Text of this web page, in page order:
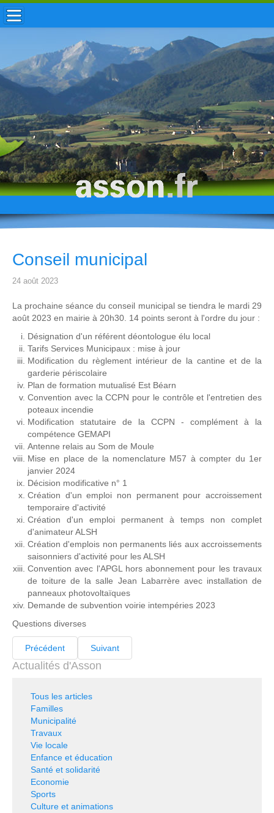
ACCUEIL / INFOS
MUNICIPALITÉ
VIE LOCALE
ENFANCE
TOURISME
HISTOIRE
Conseil municipal
24 août 2023
La prochaine séance du conseil municipal se tiendra le mardi 29
août 2023 en mairie à 20h30. 14 points seront à l'ordre du jour :
Désignation d'un référent déontologue élu local
Tarifs Services Municipaux : mise à jour
Modification du règlement intérieur de la cantine et de la
garderie périscolaire
Plan de formation mutualisé Est Béarn
Convention avec la CCPN pour le contrôle et l'entretien des
poteaux incendie
Modification statutaire de la CCPN - complément à la
compétence GEMAPI
Antenne relais au Som de Moule
Mise en place de la nomenclature M57 à compter du 1er
janvier 2024
Décision modificative n° 1
Création d'un emploi non permanent pour accroissement
temporaire d'activité
Création d'un emploi permanent à temps non complet
d'animateur ALSH
Création d'emplois non permanents liés aux accroissements
saisonniers d'activité pour les ALSH
Convention avec l'APGL hors abonnement pour les travaux
de toiture de la salle Jean Labarrère avec installation de
panneaux photovoltaïques
Demande de subvention voirie intempéries 2023
Questions diverses
Précédent Suivant
Actualités d'Asson
Tous les articles
Familles
Municipalité
Travaux
Vie locale
Enfance et éducation
Santé et solidarité
Economie
Sports
Culture et animations